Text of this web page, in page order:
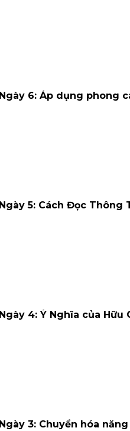
Ngày 6: Áp dụng phong
Ngày 5: Cách Đọc Thông
Ngày 4: Ý Nghĩa của
Ngày 3: Chuyển hóa